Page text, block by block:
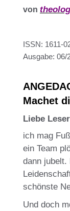
von
ISSN: 1611-
Ausgabe: 06/
Machet
Liebe
ich mag
ein Team
dann jubelt.
schönste
Und doch